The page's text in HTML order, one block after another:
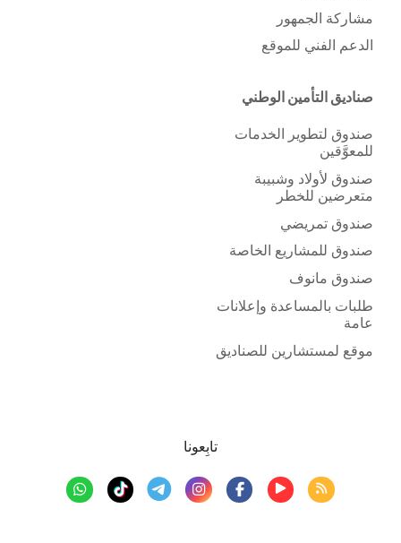
مشاركة الجمهور
الدعم الفني للموقع
صناديق التأمين الوطني
صندوق لتطوير الخدمات
للمعوَّقين
صندوق لأولاد وشبيبة
متعرضين للخطر
صندوق تمريضي
صندوق للمشاريع الخاصة
صندوق مانوف
طلبات بالمساعدة وإعلانات
عامة
موقع لمستشارين للصناديق
تابِعونا